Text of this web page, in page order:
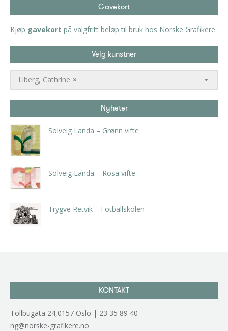
Gavekort
Kjøp gavekort på valgfritt beløp til bruk hos Norske Grafikere.
Velg kunstner
×
Liberg, Cathrine
Nyheter
Solveig Landa – Grønn vifte
Solveig Landa – Rosa vifte
Trygve Retvik – Fotballskolen
KONTAKT
Tollbugata 24,0157 Oslo | 23 35 89 40
ng@norske-grafikere.no